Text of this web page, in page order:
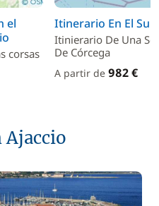
el
corsas
Itinerario En El Sur
Itinierario De Una
De Córcega
A partir de 982 €
Ajaccio